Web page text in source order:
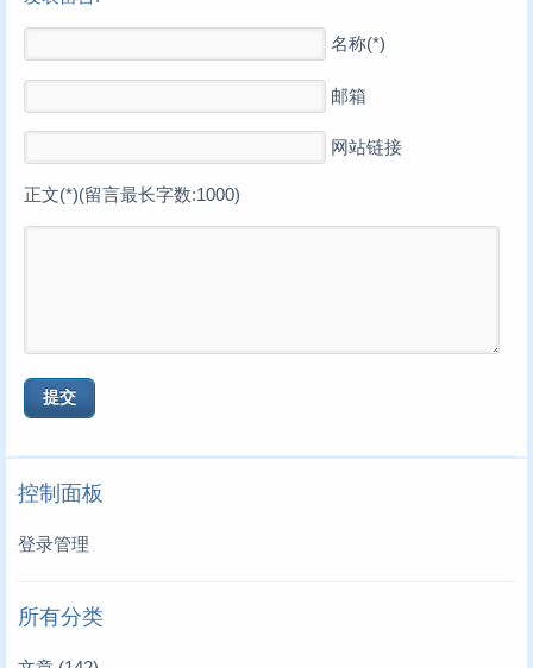
名称(*)
邮箱
网站链接
正文(*)(留言最长字数:1000)
控制面板
登录管理
所有分类